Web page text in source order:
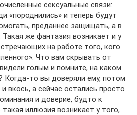
сексуальные связи:
«породнились» и теперь будут
преданнее защищать, а в
Такая же фантазия возникает и у
на работе того, кого
Что вам скрывать от
голым и помните, на каком
Когда-то вы доверяли ему, потом
вкось, а сейчас остались просто
и доверие, будто к
иллюзия возникает у того,